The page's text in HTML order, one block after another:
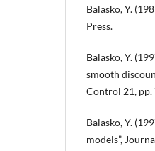
Balasko, Y.
Press.
Balasko, Y.
smooth
Control 21, pp.
Balasko, Y.
models”,